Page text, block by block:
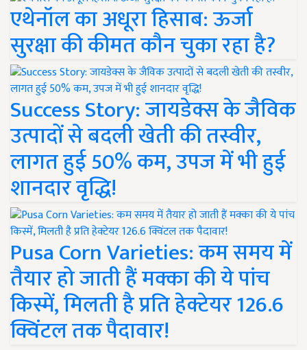
एथेनॉल का अधूरा हिसाब: ऊर्जा
सुरक्षा की कीमत कौन चुका रहा है?
Success Story: जायडेक्स के जैविक
उत्पादों से बदली खेती की तस्वीर,
लागत हुई 50% कम, उपज में भी हुई
शानदार वृद्धि!
Pusa Corn Varieties: कम समय में
तैयार हो जाती हैं मक्का की ये पांच
किस्में, मिलती है प्रति हेक्टेयर 126.6
क्विंटल तक पैदावार!